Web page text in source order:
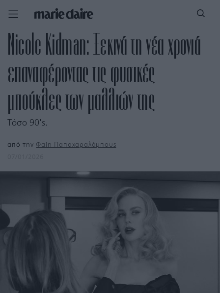
Nicole Kidman: Ξεκινά τη νέα χρονιά
επαναφέροντας τις φυσικές
μπούκλες των μαλλιών της
Τόσο 90's.
από την Φαίη Παπαχαραλάμπους